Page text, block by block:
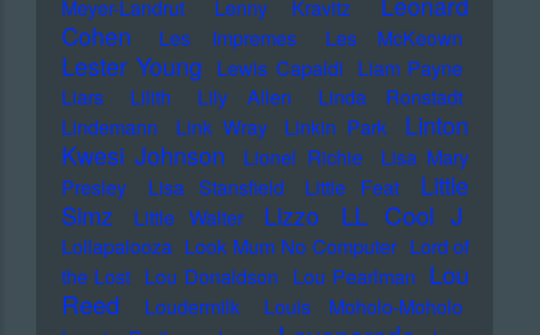
Meyer-Landrut
Lenny Kravitz
Cohen
Les Impremes Les McKeown
Lester Young Lewis Capaldi Liam Payne
Liars
Lilith Lily Allen
Linda Ronstadt
Lindemann
Link Wray Linkin Park
Linton
Kwesi Johnson
Lionel Richie
Lisa Mary
Presley
Lisa Stansfield Little Feat
Little
Simz
Little Walter Lizzo LL Cool J
Lollapalooza Look Mum No Computer Lord of
the Lost Lou Donaldson Lou Pearlman Lou
Reed
Loudermilk
Louis Moholo-Moholo